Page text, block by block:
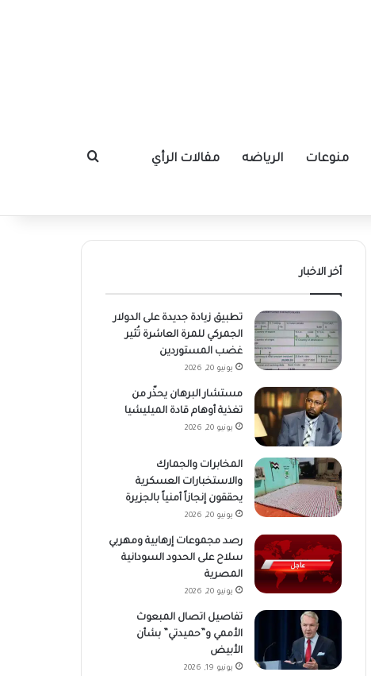
منوعات الرياضه مقالات الرأي بحث عن
أخر الاخبار
تطبيق زيادة جديدة على الدولار
الجمركي للمرة العاشرة تُثير
غضب المستوردين
يونيو 20, 2026
مستشار البرهان يحذّر من
تغذية أوهام قادة الميليشيا
يونيو 20, 2026
المخابرات والجمارك
والاستخبارات العسكرية
يحققون إنجازاً أمنياً بالجزيرة
يونيو 20, 2026
رصد مجموعات إرهابية ومهربي
سلاح على الحدود السودانية
المصرية
يونيو 20, 2026
تفاصيل اتصال المبعوث
الأممي و”حميدتي” بشأن
الأبيض
يونيو 19, 2026